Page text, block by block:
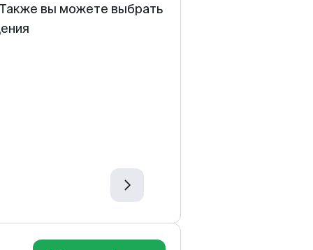
вы можете выбрать